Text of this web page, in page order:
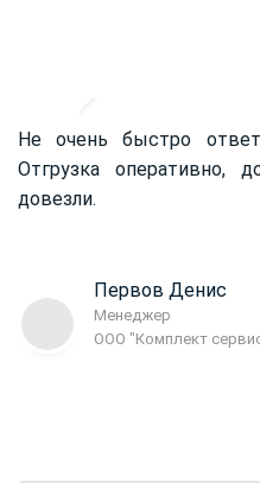
Не очень быстро
Отгрузка оперативно,
довезли.
Первов Денис
Менеджер
ООО "Комплект